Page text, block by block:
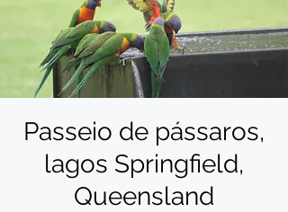
Passeio de pássaros,
lagos Springfield,
Queensland